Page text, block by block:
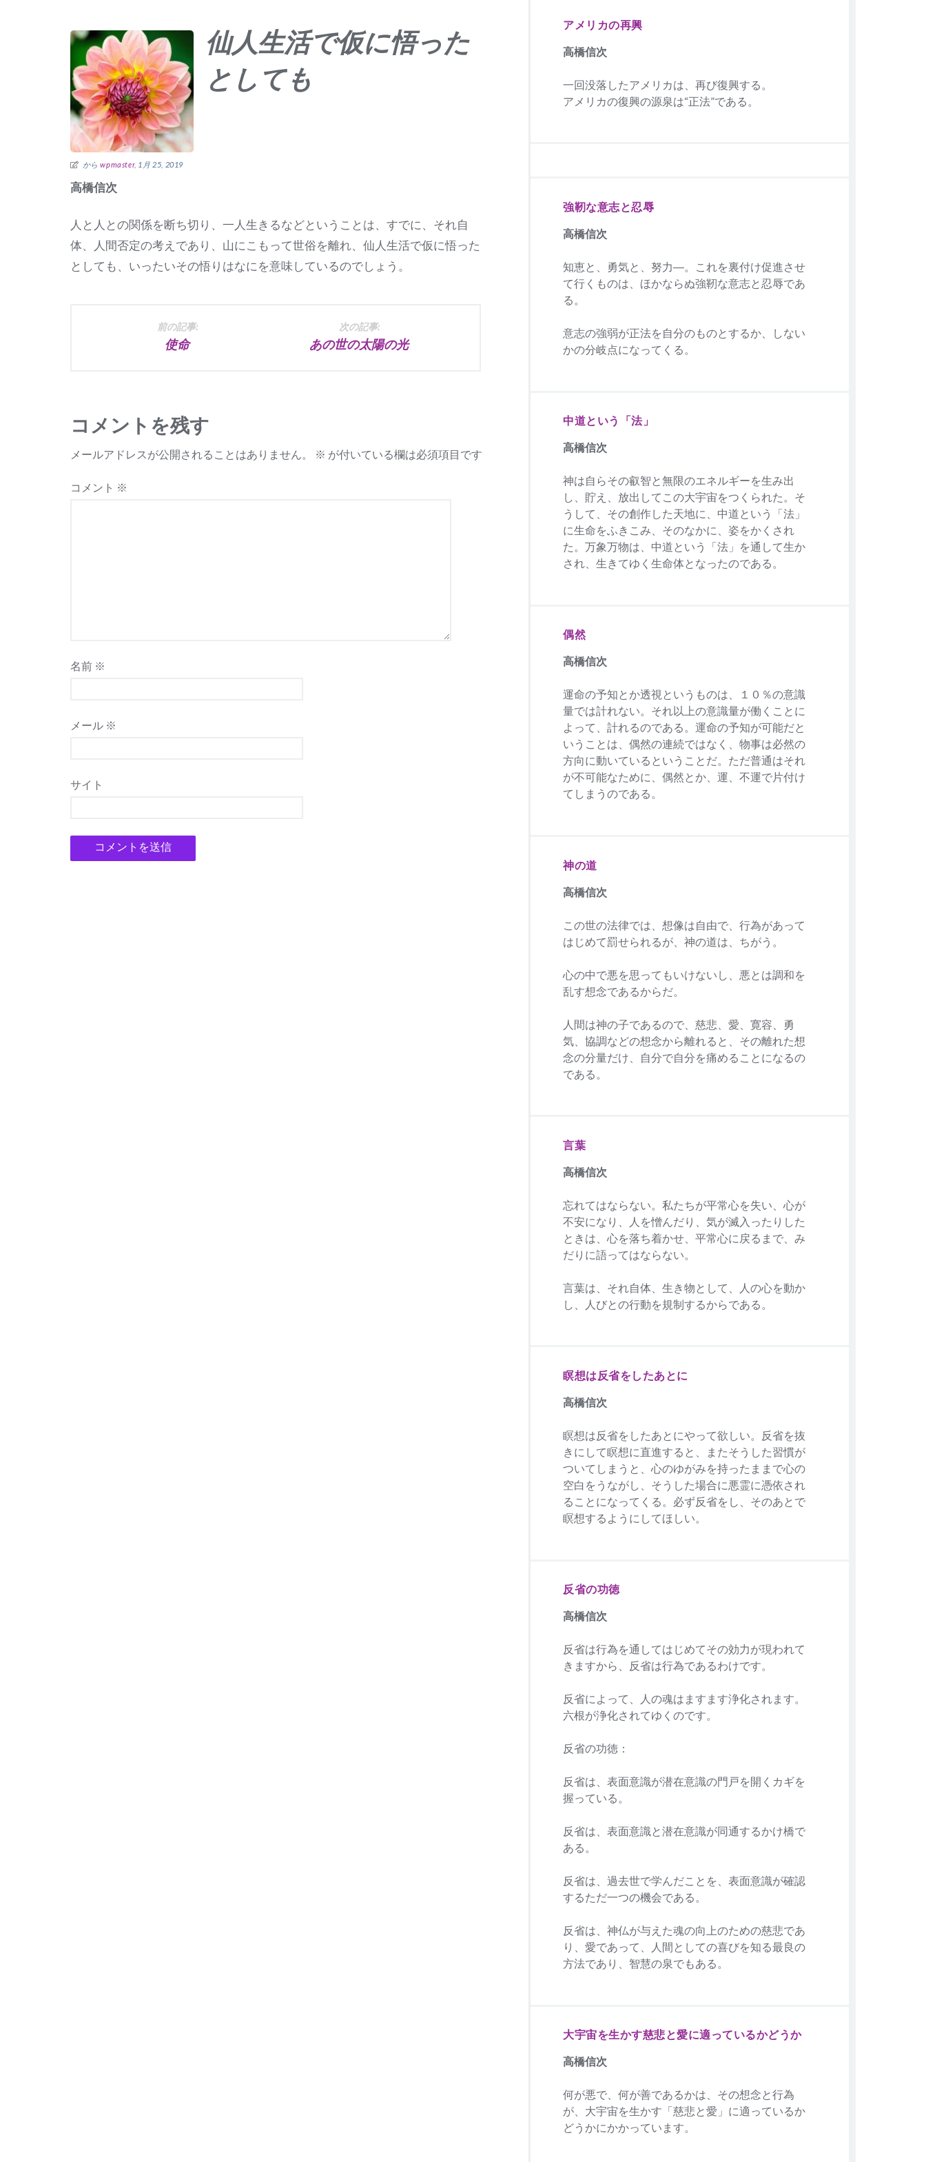
からwpmaster, 1月 25, 2019
仙人生活で仮に悟った
としても
高橋信次
人と人との関係を断ち切り、一人生きるなどということは、すでに、それ自
体、人間否定の考えであり、山にこもって世俗を離れ、仙人生活で仮に悟った
としても、いったいその悟りはなにを意味しているのでしょう。
ビ
ゲ
前の記事:
使命
次の記事:
あの世の太陽の光
コメントを残す
メールアドレスが公開されることはありません。 ※ が付いている欄は必須項目です
コメント ※
名前 ※
メール ※
サイト
アメリカの再興
高橋信次
一回没落したアメリカは、再び復興する。
アメリカの復興の源泉は“正法”である。
強靭な意志と忍辱
高橋信次
知恵と、勇気と、努力―。これを裏付け促進させ
て行くものは、ほかならぬ強靭な意志と忍辱であ
る。
意志の強弱が正法を自分のものとするか、しない
かの分岐点になってくる。
中道という「法」
高橋信次
神は自らその叡智と無限のエネルギーを生み出
し、貯え、放出してこの大宇宙をつくられた。そ
うして、その創作した天地に、中道という「法」
に生命をふきこみ、そのなかに、姿をかくされ
た。万象万物は、中道という「法」を通して生か
され、生きてゆく生命体となったのである。
偶然
高橋信次
運命の予知とか透視というものは、１０％の意識
量では計れない。それ以上の意識量が働くことに
よって、計れるのである。運命の予知が可能だと
いうことは、偶然の連続ではなく、物事は必然の
方向に動いているということだ。ただ普通はそれ
が不可能なために、偶然とか、運、不運で片付け
てしまうのである。
神の道
高橋信次
この世の法律では、想像は自由で、行為があって
はじめて罰せられるが、神の道は、ちがう。
心の中で悪を思ってもいけないし、悪とは調和を
乱す想念であるからだ。
人間は神の子であるので、慈悲、愛、寛容、勇
気、協調などの想念から離れると、その離れた想
念の分量だけ、自分で自分を痛めることになるの
である。
言葉
高橋信次
忘れてはならない。私たちが平常心を失い、心が
不安になり、人を憎んだり、気が滅入ったりした
ときは、心を落ち着かせ、平常心に戻るまで、み
だりに語ってはならない。
言葉は、それ自体、生き物として、人の心を動か
し、人びとの行動を規制するからである。
瞑想は反省をしたあとに
高橋信次
瞑想は反省をしたあとにやって欲しい。反省を抜
きにして瞑想に直進すると、またそうした習慣が
ついてしまうと、心のゆがみを持ったままで心の
空白をうながし、そうした場合に悪霊に憑依され
ることになってくる。必ず反省をし、そのあとで
瞑想するようにしてほしい。
反省の功徳
高橋信次
反省は行為を通してはじめてその効力が現われて
きますから、反省は行為であるわけです。
反省によって、人の魂はますます浄化されます。
六根が浄化されてゆくのです。
反省の功徳：
反省は、表面意識が潜在意識の門戸を開くカギを
握っている。
反省は、表面意識と潜在意識が同通するかけ橋で
ある。
反省は、過去世で学んだことを、表面意識が確認
するただ一つの機会である。
反省は、神仏が与えた魂の向上のための慈悲であ
り、愛であって、人間としての喜びを知る最良の
方法であり、智慧の泉でもある。
大宇宙を生かす慈悲と愛に適っているかどうか
高橋信次
何が悪で、何が善であるかは、その想念と行為
が、大宇宙を生かす「慈悲と愛」に適っているか
どうかにかかっています。